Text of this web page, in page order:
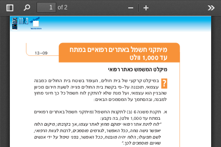
Toggle
Sidebar
Find
of 2
Zoom
Out
In
מיתקני חשמל באתרים רפואיים במתח
עד 1,000 וולט
מיקלט המשמש כאתר רפואי
13-09
במיקלט קרקעי של בית חולים, העומד בשטח בית החולים כמבנה
עצמאי, תוכננה על-פי בקשת בית החולים פגייה לשעת חירום מכיוון
שהבניין הוא עצמאי, ועל מנת שלא להתקין לוח חשמל כל כך חיוני מחוץ
למבנה, ובהסתמך על המסמכים הבאים:
א. תקנת משנה 6 )ב( לתקנות החשמל )מיתקני חשמל באתרים רפואיים
במתח עד 1,000 וולט(, בה נקבע:
"לוח לזינת אתר רפואי ימוקם מחוץ לאתר עצמו, אך בקרבתו; מיקום הלוח
יאפשר גישה נוחה, ככל האפשר, לגורמים מוסמכים, לרבות לצוות הרפואי,
לשם תפעולו; הלוח יהיה מובטח, ככל האפשר, בפני טיפול על ידי אנשים
שאינם מוסמכים לכך."